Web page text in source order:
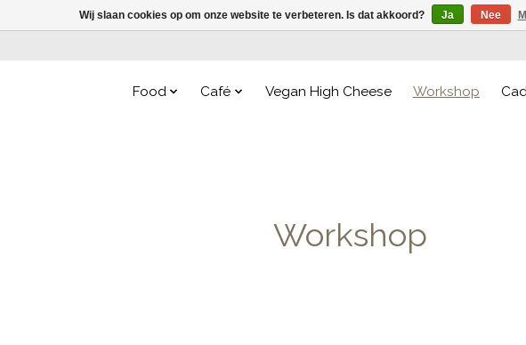
Food Café Vegan High Cheese Workshop
Workshop
Wij slaan cookies op om onze website te verbeteren. Is dat akkoord? Ja Nee